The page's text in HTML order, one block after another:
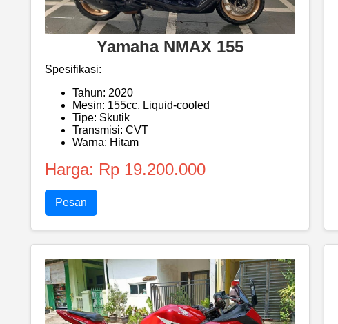
Yamaha NMAX 155
Spesifikasi:
Tahun: 2020
Mesin: 155cc, Liquid-cooled
Tipe: Skutik
Transmisi: CVT
Warna: Hitam
Harga: Rp 19.200.000
Pesan